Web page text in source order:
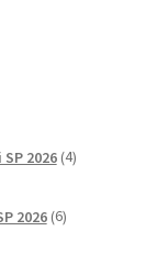
2026 4izdelki
2026 6izdelkov